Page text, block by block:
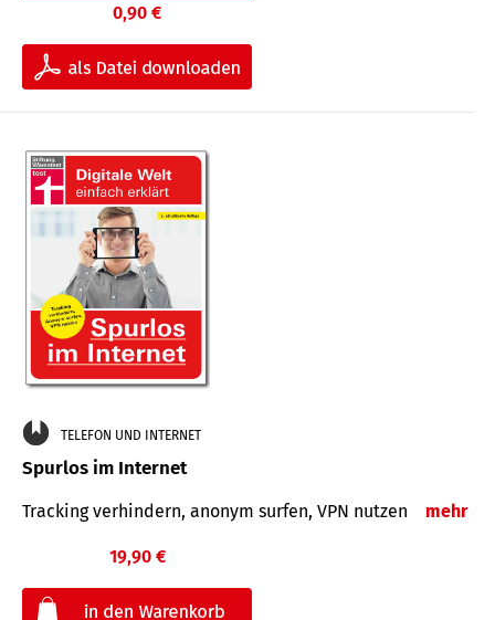
0,90 €
TELEFON UND INTERNET
Spurlos im Internet
Tracking verhindern, anonym surfen, VPN nutzen mehr
19,90 €